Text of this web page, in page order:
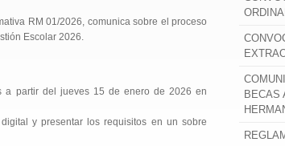
RM 01/2026, comunica sobre el proceso
Escolar 2026.
a partir del jueves 15 de enero de 2026 en
y presentar los requisitos en un sobre
BECAS